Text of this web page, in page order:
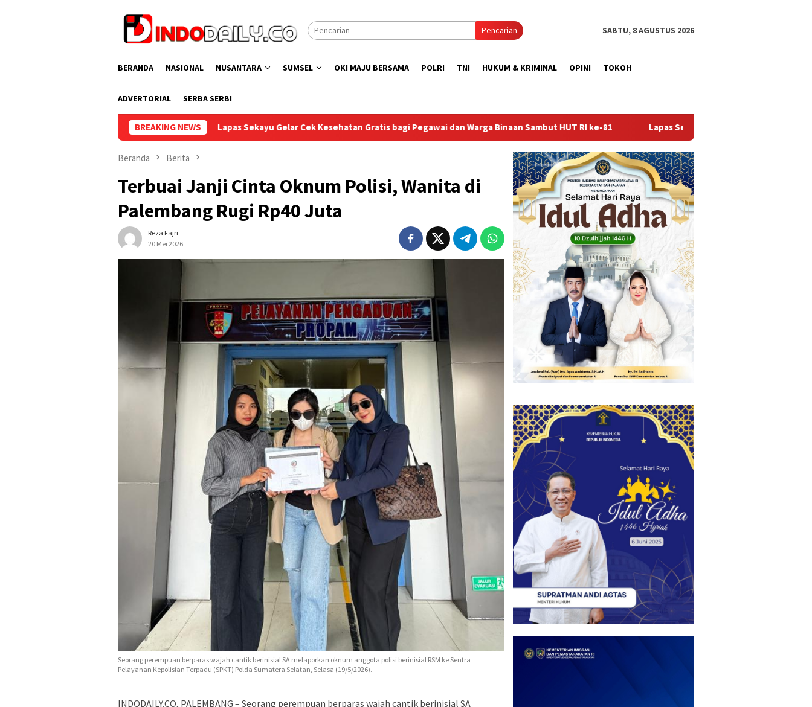
Pencarian SABTU, 8 AGUSTUS 2026
BERANDA NASIONAL NUSANTARA SUMSEL OKI MAJU BERSAMA POLRI TNI HUKUM & KRIMINAL OPINI TOKOH
ADVERTORIAL SERBA SERBI
BREAKING NEWS
Lapas Sekayu Gelar Cek Kesehatan Gratis bagi Pegawai dan Warga Binaan Sambut HUT RI ke-81 Lapas Sekayu Gandeng Kwarcab Muba Berikan Materi Dasar
Beranda Berita
Terbuai Janji Cinta Oknum Polisi, Wanita di
Palembang Rugi Rp40 Juta
Reza Fajri
20 Mei 2026
Seorang perempuan berparas wajah cantik berinisial SA melaporkan oknum anggota polisi berinisial RSM ke Sentra
Pelayanan Kepolisian Terpadu (SPKT) Polda Sumatera Selatan, Selasa (19/5/2026).
INDODAILY.CO, PALEMBANG – Seorang perempuan berparas wajah cantik berinisial SA